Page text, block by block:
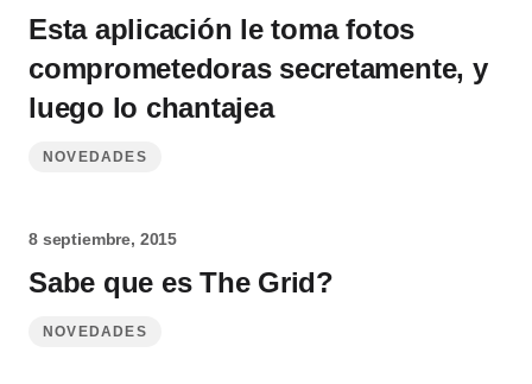
Esta aplicación le toma fotos
comprometedoras secretamente, y
luego lo chantajea
NOVEDADES
8 septiembre, 2015
Sabe que es The Grid?
NOVEDADES